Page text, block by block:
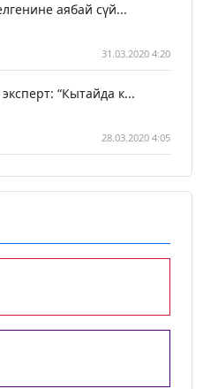
аябай сүй...
31.03.2020 4:20
“Кытайда к...
28.03.2020 4:05